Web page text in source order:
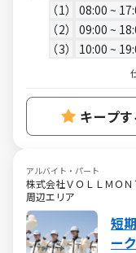
1
08:00 ~
2 09:00 ~
3 10:00 ~
キープす
アルバイト・パート
株式会社ＶＯＬＬＭＯ
周辺エリア
短
ー